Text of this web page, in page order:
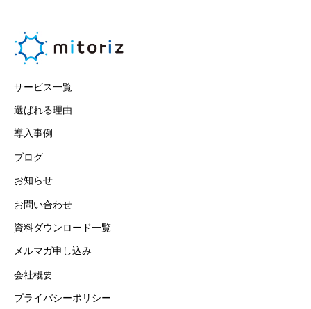
サービス一覧
選ばれる理由
導入事例
ブログ
お知らせ
お問い合わせ
資料ダウンロード一覧
メルマガ申し込み
会社概要
プライバシーポリシー